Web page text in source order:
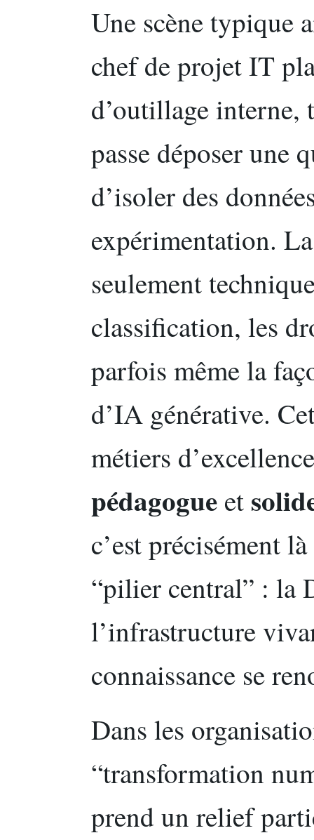
Une scène typique
chef de projet IT
d’outillage interne,
passe déposer une
d’isoler des
expérimentation.
seulement
classification, les
parfois même la
d’IA générative.
métiers
pédagogue et
c’est précisément
“pilier central” : la
l’infrastructure
connaissance se
Dans les
“transformation
prend un relief